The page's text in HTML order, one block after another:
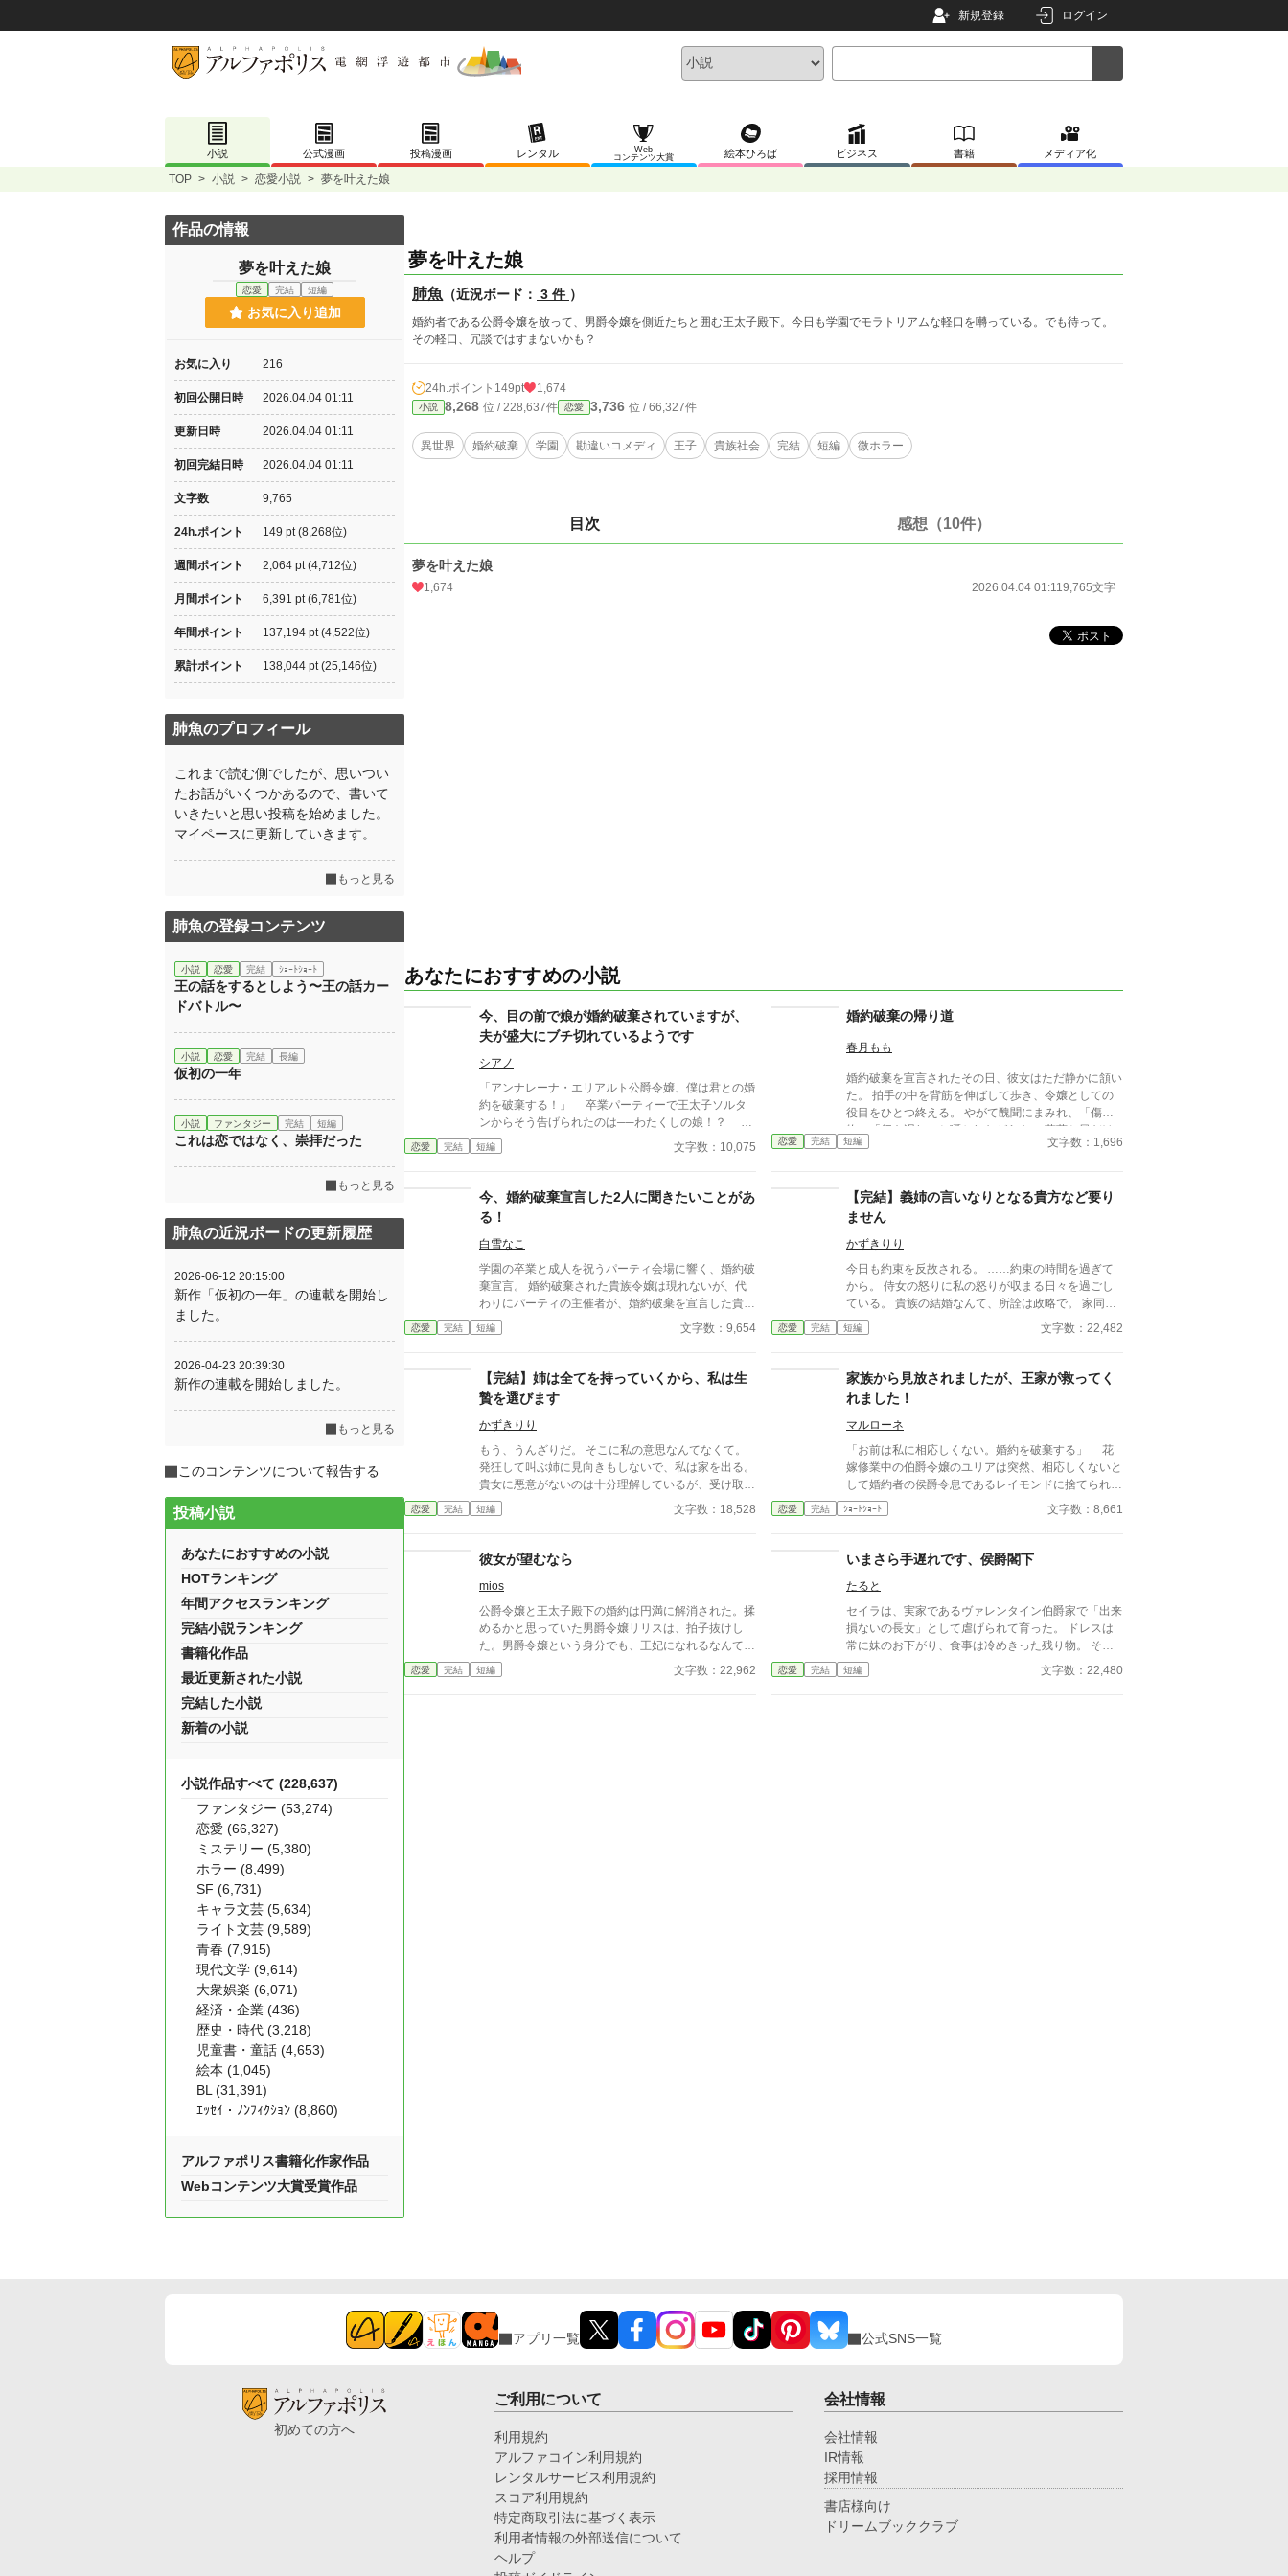
新規登録 ログイン
小説 公式漫画 投稿漫画 レンタル
Web
コンテンツ大賞
絵本ひろば ビジネス 書籍 メディア化
TOP > 小説 > 恋愛小説 > 夢を叶えた娘
夢を叶えた娘
肺魚 （近況ボード： 3 件 ）
婚約者である公爵令嬢を放って、男爵令嬢を側近たちと囲む王太子殿下。今日も学園でモラトリアムな軽口を囀っている。でも待って。
その軽口、冗談ではすまないかも？
24h.ポイント 149pt 1,674
小説 8,268 位 / 228,637件 恋愛 3,736 位 / 66,327件
異世界 婚約破棄 学園 勘違いコメディ 王子 貴族社会 完結 短編 微ホラー
目次 感想（10件）
夢を叶えた娘
1,674 2026.04.04 01:119,765文字
あなたにおすすめの小説
今、目の前で娘が婚約破棄されていますが、
夫が盛大にブチ切れているようです
シアノ
「アンナレーナ・エリアルト公爵令嬢、僕は君との婚
約を破棄する！」 卒業パーティーで王太子ソルタ
ンからそう告げられたのは──わたくしの娘！？ 娘
のアンナレーナはとてもいい子で、婚約破棄されるよ
うな非などないはずだ。 しかし、ソルタンの意味
て……。 婚約破棄されている令嬢のお母様視点。
サクッと読める短編です。細かいことは気にしない
人向け。 過激なざまぁ描写はありません。因果応
報レベルです。
恋愛 完結 短編 文字数：10,075
婚約破棄の帰り道
春月もも
婚約破棄を宣言されたその日、彼女はただ静かに頷い
た。 拍手の中を背筋を伸ばして歩き、令嬢としての
役目をひとつ終える。 やがて醜聞にまみれ、「傷
物」「行き遅れ」と囁かれながらも、 薔薇と風だけ
を相手に庭でお茶を飲む日々。 気品だけを残して、
の若き王だった。 「迎えに来た」 静かな破滅の先に
訪れる、軍を率いた一途な求婚。 これは、声を荒げ
恋愛 完結 短編 文字数：1,696
今、婚約破棄宣言した2人に聞きたいことがあ
る！
白雪なこ
学園の卒業と成人を祝うパーティ会場に響く、婚約破
棄宣言。 婚約破棄された貴族令嬢は現れないが、代
わりにパーティの主催者が、婚約破棄を宣言した貴族
令息とその恋人という当事者の2名と話をし出した。
恋愛 完結 短編 文字数：9,654
【完結】義姉の言いなりとなる貴方など要り
ません
かずきりり
今日も約束を反故される。 ……約束の時間を過ぎて
から。 侍女の怒りに私の怒りが収まる日々を過ごし
ている。 貴族の結婚なんて、所詮は政略で。 家同士
を繋げる、ただの契約結婚に過ぎない。 なのに……
何もかも義姉優先。 挙句、式や私の部屋も義姉の言
のだから。 そっちは子爵家なのだからと見下される
始末。 そんな相手に信用や信頼が生まれるわけもな
く、ただ先行きに不安しかないのだけれど……。 更
に、バージンロードを義姉に歩かせろだ！？ 流石に
そこはお断りしますけど！？ もう、付き合いきれな
い。 けれど、婚約白紙を今更出来ない…… なら、新
たに契約を結びましょうか。 義理や人情がないので
あれば、こちらは情けをかけません。 --------------------
--- ※こちらの作品はカクヨムでも掲載しておりま
恋愛 完結 短編 文字数：22,482
【完結】姉は全てを持っていくから、私は生
贄を選びます
かずきりり
もう、うんざりだ。 そこに私の意思なんてなくて。
発狂して叫ぶ姉に見向きもしないで、私は家を出る。
貴女に悪意がないのは十分理解しているが、受け取る
私は不愉快で仕方なかった。 善意で施していると思
っているから、いくら止めて欲しいと言っても聞き入
存在なんて無いも同然のようにしか思えなかった。
————貴方たちに私の声は聞こえていますか？ -----
------------------------- ※こちらの作品はカクヨムにも
掲載しています
恋愛 完結 短編 文字数：18,528
家族から見放されましたが、王家が救ってく
れました！
マルローネ
「お前は私に相応しくない。婚約を破棄する」 花
嫁修業中の伯爵令嬢のユリアは突然、相応しくないと
して婚約者の侯爵令息であるレイモンドに捨てられ
た。それを聞いた彼女の父親も家族もユリアを必要な
しとして捨て去る。 途方に暮れたユリアだったが彼
恋愛 完結 ｼｮｰﾄｼｮｰﾄ 文字数：8,661
彼女が望むなら
mios
公爵令嬢と王太子殿下の婚約は円満に解消された。揉
めるかと思っていた男爵令嬢リリスは、拍子抜けし
た。男爵令嬢という身分でも、王妃になれるなんて、
予定とは違うが高位貴族は皆好意的だし、王太子殿下
の元婚約者も応援してくれている。 リリスは王太子
恋愛 完結 短編 文字数：22,962
いまさら手遅れです、侯爵閣下
たると
セイラは、実家であるヴァレンタイン伯爵家で「出来
損ないの長女」として虐げられて育った。 ドレスは
常に妹のお下がり、食事は冷めきった残り物。 そん
な泥のような日々から、王都の社交界を浮名で賑わす
当代の寵児、ダミアンに望まれて嫁いだとき、彼女は
恋愛 完結 短編 文字数：22,480
作品の情報
夢を叶えた娘
恋愛 完結 短編
お気に入り追加
お気に入り 216
初回公開日時 2026.04.04 01:11
更新日時 2026.04.04 01:11
初回完結日時 2026.04.04 01:11
文字数 9,765
24h.ポイント 149 pt (8,268位)
週間ポイント 2,064 pt (4,712位)
月間ポイント 6,391 pt (6,781位)
年間ポイント 137,194 pt (4,522位)
累計ポイント 138,044 pt (25,146位)
肺魚のプロフィール
これまで読む側でしたが、思いつい
たお話がいくつかあるので、書いて
いきたいと思い投稿を始めました。
マイペースに更新していきます。
もっと見る
肺魚の登録コンテンツ
小説 恋愛 完結 ｼｮｰﾄｼｮｰﾄ
王の話をするとしよう〜王の話カー
ドバトル〜
小説 恋愛 完結 長編
仮初の一年
小説 ファンタジー 完結 短編
これは恋ではなく、崇拝だった
もっと見る
肺魚の近況ボードの更新履歴
2026-06-12 20:15:00
新作「仮初の一年」の連載を開始し
ました。
2026-04-23 20:39:30
新作の連載を開始しました。
もっと見る
このコンテンツについて報告する
投稿小説
あなたにおすすめの小説
HOTランキング
年間アクセスランキング
完結小説ランキング
書籍化作品
最近更新された小説
完結した小説
新着の小説
小説作品すべて (228,637)
ファンタジー (53,274)
恋愛 (66,327)
ミステリー (5,380)
ホラー (8,499)
SF (6,731)
キャラ文芸 (5,634)
ライト文芸 (9,589)
青春 (7,915)
現代文学 (9,614)
大衆娯楽 (6,071)
経済・企業 (436)
歴史・時代 (3,218)
児童書・童話 (4,653)
絵本 (1,045)
BL (31,391)
ｴｯｾｲ・ﾉﾝﾌｨｸｼｮﾝ (8,860)
アルファポリス書籍化作家作品
Webコンテンツ大賞受賞作品
アプリ一覧 公式SNS一覧
初めての方へ
ご利用について
利用規約
アルファコイン利用規約
レンタルサービス利用規約
スコア利用規約
特定商取引法に基づく表示
利用者情報の外部送信について
ヘルプ
会社情報
会社情報
IR情報
採用情報
書店様向け
ドリームブッククラブ